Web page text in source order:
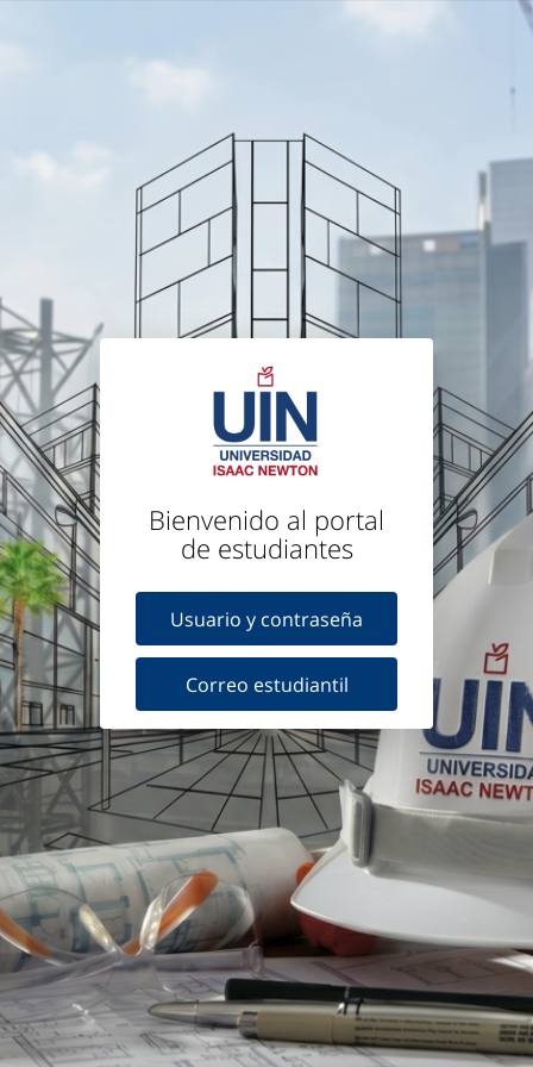
Bienvenido al portal
de estudiantes
Usuario y contraseña
Correo estudiantil